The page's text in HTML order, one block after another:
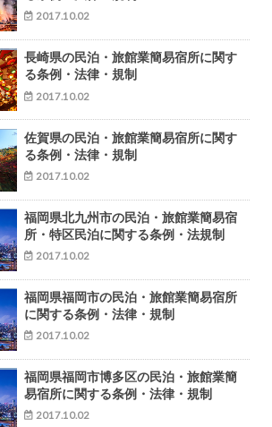
2017.10.02
長崎県の民泊・旅館業簡易宿所に関す
る条例・法律・規制
2017.10.02
佐賀県の民泊・旅館業簡易宿所に関す
る条例・法律・規制
2017.10.02
福岡県北九州市の民泊・旅館業簡易宿
所・特区民泊に関する条例・法規制
2017.10.02
福岡県福岡市の民泊・旅館業簡易宿所
に関する条例・法律・規制
2017.10.02
福岡県福岡市博多区の民泊・旅館業簡
易宿所に関する条例・法律・規制
2017.10.02